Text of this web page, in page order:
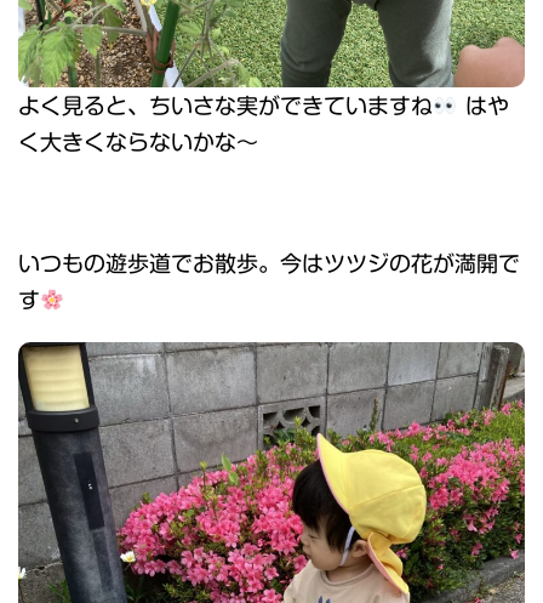
よく見ると、ちいさな実ができていますね
はや
く大きくならないかな〜
いつもの遊歩道でお散歩。今はツツジの花が満開で
す